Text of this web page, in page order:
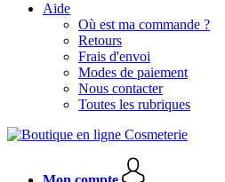
Aide
Où est ma commande ?
Retours
Frais d'envoi
Modes de paiement
Nous contacter
Toutes les rubriques